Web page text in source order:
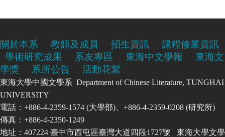
關於本系 教師及成員 招生資訊
課程修業資訊
學術研究成果
系友專區 東海中文學報
東海文
學獎
系所公告 活動花絮
東海大學中國文學系 Department of Chinese Literature, TUNGHAI
UNIVERSITY
電話：+886-4-2359-1574 (大學部)、+886-4-2359-0208 (研究所)
傳真：+886-4-2350-1249
地址：407224 臺中市西屯區臺灣大道四段1727號 東海大學文學